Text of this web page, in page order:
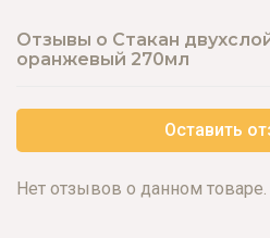
Отзывы о Стакан
оранжевый 270мл
Оставить
Нет отзывов о данном товаре.